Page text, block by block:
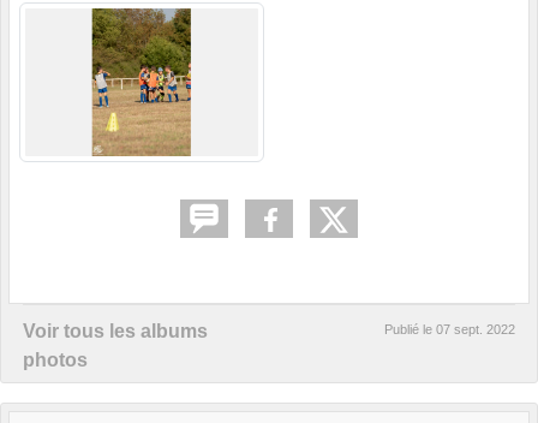
Voir tous les albums
photos
Publié le 07 sept. 2022